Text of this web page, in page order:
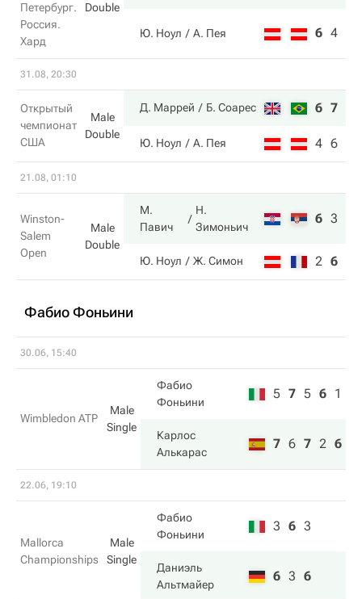
Петербург.
Россия.
Хард
Double
Ю. Ноул А. Пея 6 4
31.08, 20:30
Открытый
чемпионат
США
Male
Double
Д. Маррей Б. Соарес 6 7
Ю. Ноул А. Пея 4 6
21.08, 01:10
Winston-
Salem
Open
Male
Double
М.
Павич
Н.
Зимоньич
6 3
Ю. Ноул Ж. Симон 2 6
Фабио Фоньини
30.06, 15:40
Wimbledon ATP
Male
Single
Фабио
Фоньини
5 7 5 6 1
Карлос
Алькарас
7 6 7 2 6
22.06, 19:10
Mallorca
Championships
Male
Single
Фабио
Фоньини
3 6 3
Даниэль
Альтмайер
6 3 6